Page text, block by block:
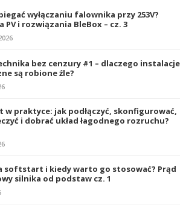
wyłączaniu falownika przy 253V?
PV i rozwiązania BleBox – cz. 3
bez cenzury #1 – dlaczego instalacje
są robione źle?
praktyce: jak podłączyć, skonfigurować,
i dobrać układ łagodnego rozruchu?
softstart i kiedy warto go stosować? Prąd
silnika od podstaw cz. 1